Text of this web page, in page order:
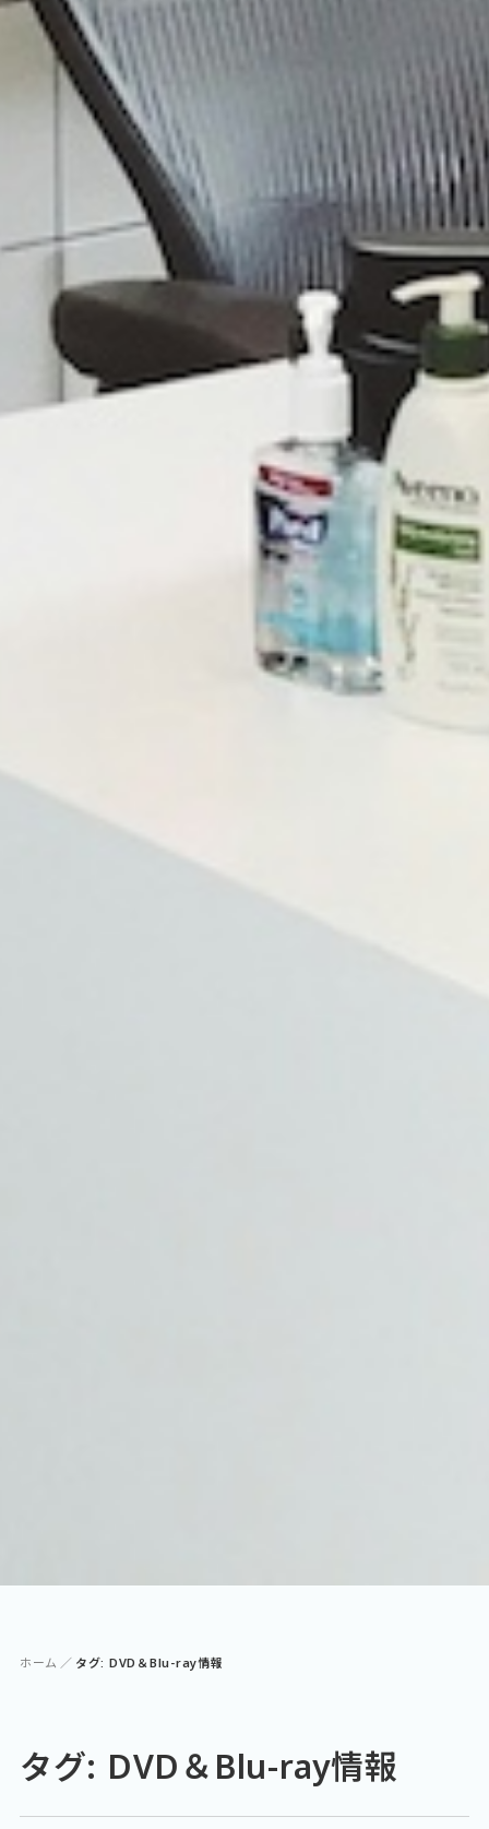
ホーム タグ: DVD＆Blu-ray情報
タグ: DVD＆Blu-ray情報